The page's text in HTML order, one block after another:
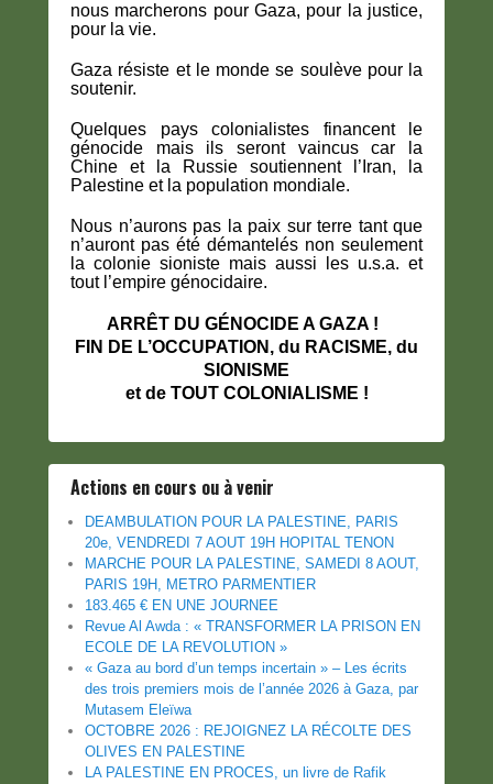
nous marcherons pour Gaza, pour la justice,
pour la vie.
Gaza résiste et le monde se soulève pour la
soutenir.
Quelques pays colonialistes financent le
génocide mais ils seront vaincus car la
Chine et la Russie soutiennent l’Iran, la
Palestine et la population mondiale.
Nous n’aurons pas la paix sur terre tant que
n’auront pas été démantelés non seulement
la colonie sioniste mais aussi les u.s.a. et
tout l’empire génocidaire.
ARRÊT DU GÉNOCIDE A GAZA !
FIN DE L’OCCUPATION, du RACISME, du
SIONISME
et de TOUT COLONIALISME !
Actions en cours ou à venir
DEAMBULATION POUR LA PALESTINE, PARIS
20e, VENDREDI 7 AOUT 19H HOPITAL TENON
MARCHE POUR LA PALESTINE, SAMEDI 8 AOUT,
PARIS 19H, METRO PARMENTIER
183.465 € EN UNE JOURNEE
Revue Al Awda : « TRANSFORMER LA PRISON EN
ECOLE DE LA REVOLUTION »
« Gaza au bord d’un temps incertain » – Les écrits
des trois premiers mois de l’année 2026 à Gaza, par
Mutasem Eleïwa
OCTOBRE 2026 : REJOIGNEZ LA RÉCOLTE DES
OLIVES EN PALESTINE
LA PALESTINE EN PROCES, un livre de Rafik